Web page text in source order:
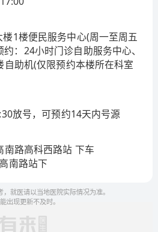
教研室。25个国家住院医师规
专科医师规范化培训专科基地，
范化培训专科基地。
果丰硕。共获得上海交通大学2
奖2项、一等奖1项、二等奖2
同育人项目3项，上海高等学校
市高校市级重点课程建设项目2
教改项目2项。出版教材3本，
获第四届全国高校教师教学创
等奖，第六届上海高校青年教
研项目（课题）共立项934项，
自然449项，科技部项目（课
实现国家自然科学基金项目破
1楼便民服务中心(周一至周五
：24小时门诊自助服务中心、
助机(仅限预约本楼所在科室
放号，可预约14天内号源
南路高科西路站 下车
南路站下
就医请以当地医院实际情况为准。
出现更新不及时。